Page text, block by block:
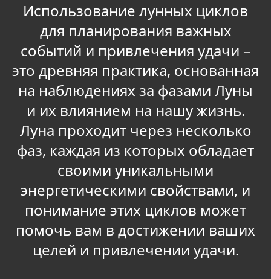
Использование лунных циклов
для планирования важных
событий и привлечения удачи –
это древняя практика, основанная
на наблюдениях за фазами Луны
и их влиянием на нашу жизнь.
Луна проходит через несколько
фаз, каждая из которых обладает
своими уникальными
энергетическими свойствами, и
понимание этих циклов может
помочь вам в достижении ваших
целей и привлечении удачи.